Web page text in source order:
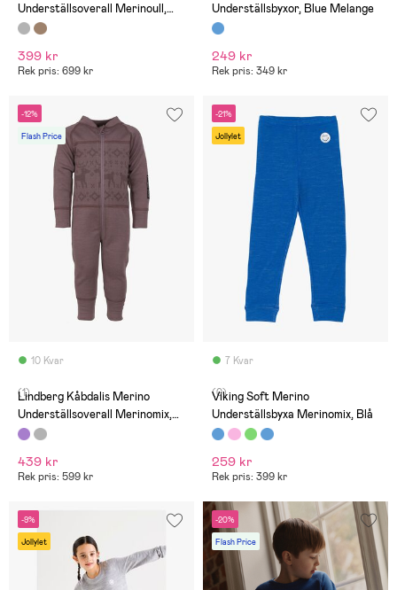
Underställsoverall Merinoull,
Grey Melange
399 kr
Rek pris: 699 kr
Underställsbyxor, Blue Melange
249 kr
Rek pris: 349 kr
-12%
Flash Price
10 Kvar
(1)
Lindberg Kåbdalis Merino
Underställsoverall Merinomix,
Dusty Mauve
439 kr
Rek pris: 599 kr
-21%
Jollylet
7 Kvar
(0)
Viking Soft Merino
Underställsbyxa Merinomix, Blå
259 kr
Rek pris: 399 kr
-9%
Jollylet
-20%
Flash Price